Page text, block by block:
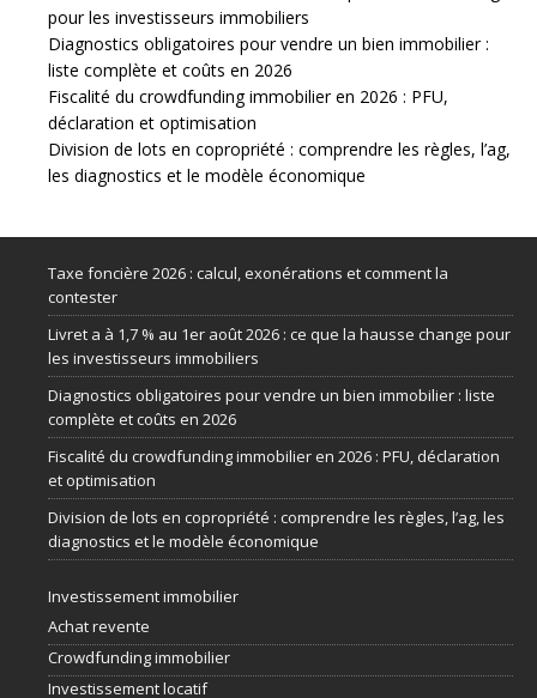
pour les investisseurs immobiliers
Diagnostics obligatoires pour vendre un bien immobilier :
liste complète et coûts en 2026
Fiscalité du crowdfunding immobilier en 2026 : PFU,
déclaration et optimisation
Division de lots en copropriété : comprendre les règles, l’ag,
les diagnostics et le modèle économique
Taxe foncière 2026 : calcul, exonérations et comment la
contester
Livret a à 1,7 % au 1er août 2026 : ce que la hausse change pour
les investisseurs immobiliers
Diagnostics obligatoires pour vendre un bien immobilier : liste
complète et coûts en 2026
Fiscalité du crowdfunding immobilier en 2026 : PFU, déclaration
et optimisation
Division de lots en copropriété : comprendre les règles, l’ag, les
diagnostics et le modèle économique
Investissement immobilier
Achat revente
Crowdfunding immobilier
Investissement locatif